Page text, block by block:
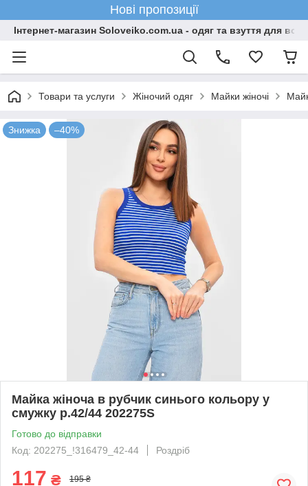
Нові пропозиції
Інтернет-магазин Soloveiko.com.ua - одяг та взуття для всієї
Товари та услуги Жіночий одяг Майки жіночі
Знижка –40%
Майка жіноча в рубчик синього кольору у
смужку р.42/44 202275S
Готово до відправки
Код: 202275_!316479_42-44
Роздріб
117 ₴ 195 ₴